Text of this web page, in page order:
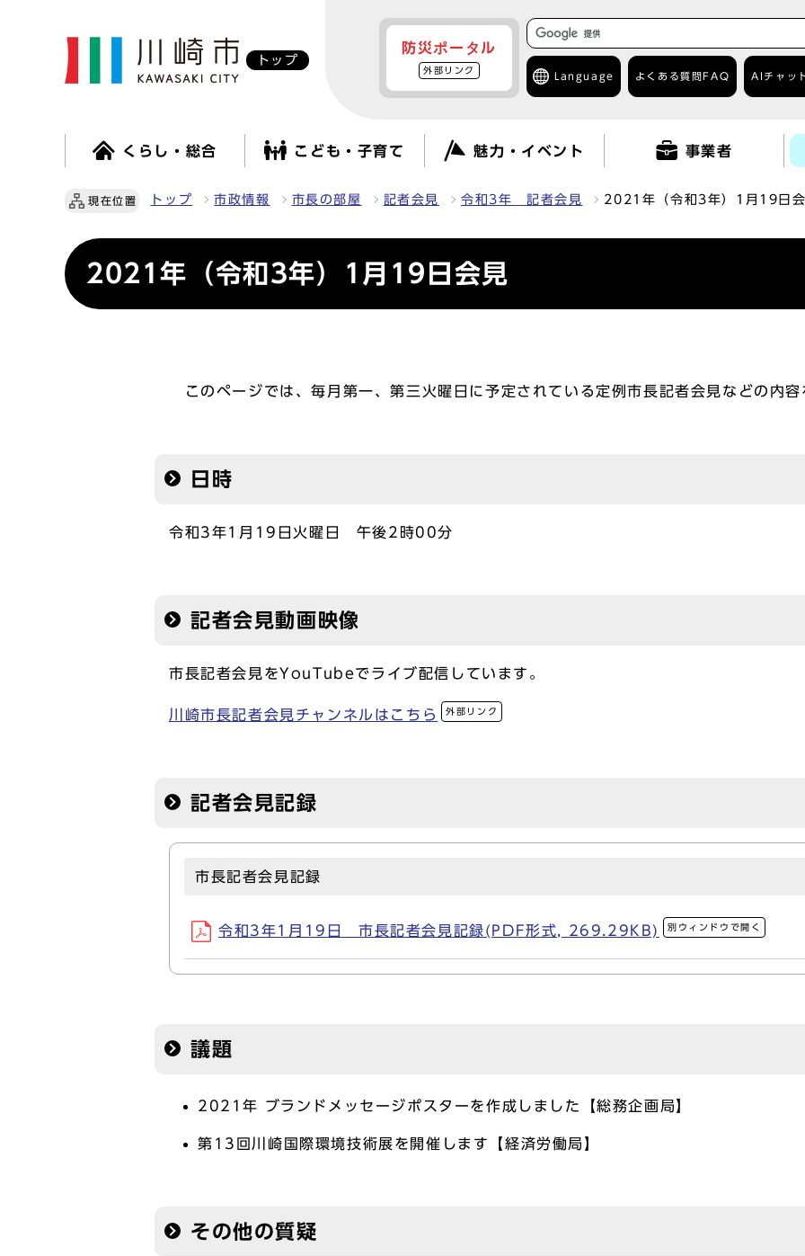
トップ
防災ポータル
外部リンク
Language よくある質問 FAQ AIチャッ
くらし・総合 こども・子育て 魅力・イベント 事業者
現在位置 トップ 市政情報 市長の部屋 記者会見 令和3年 記者会見 2021年（令和3年）1月19日
2021年（令和3年）1月19日会見
このページでは、毎月第一、第三火曜日に予定されている定例市長記者会見などの内容
日時
令和3年1月19日火曜日 午後2時00分
記者会見動画映像
市長記者会見をYouTubeでライブ配信しています。
川崎市長記者会見チャンネルはこちら 外部リンク
記者会見記録
市長記者会見記録
令和3年1月19日 市長記者会見記録(PDF形式, 269.29KB) 別ウィンドウで開く
議題
2021年 ブランドメッセージポスターを作成しました【総務企画局】
第13回川崎国際環境技術展を開催します【経済労働局】
その他の質疑